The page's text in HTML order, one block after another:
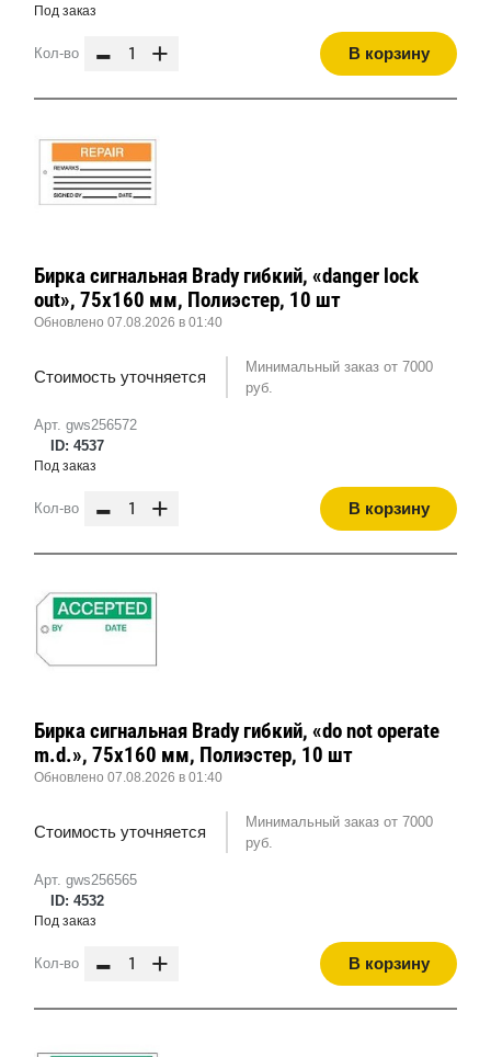
Под заказ
Кол-во - + В корзину
Арт. gws256572
ID: 4537
Бирка сигнальная Brady гибкий, «danger lock
out», 75x160 мм, Полиэстер, 10 шт
Обновлено 07.08.2026 в 01:40
Стоимость уточняется
Минимальный заказ от 7000
руб.
Под заказ
Кол-во - + В корзину
Арт. gws256565
ID: 4532
Бирка сигнальная Brady гибкий, «do not operate
m.d.», 75x160 мм, Полиэстер, 10 шт
Обновлено 07.08.2026 в 01:40
Стоимость уточняется
Минимальный заказ от 7000
руб.
Под заказ
Кол-во - + В корзину